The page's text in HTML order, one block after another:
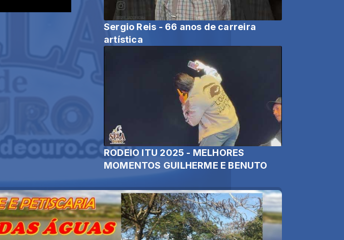
Sergio Reis - 66 anos de carreira
artística
RODEIO ITU 2025 - MELHORES
MOMENTOS GUILHERME E BENUTO